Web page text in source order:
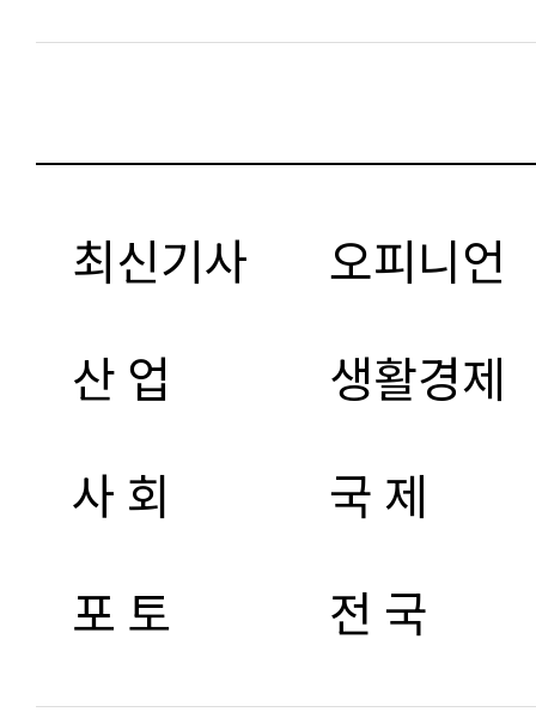
최신기사
오피니언
산 업
생활경제
사 회
국 제
포 토
전 국